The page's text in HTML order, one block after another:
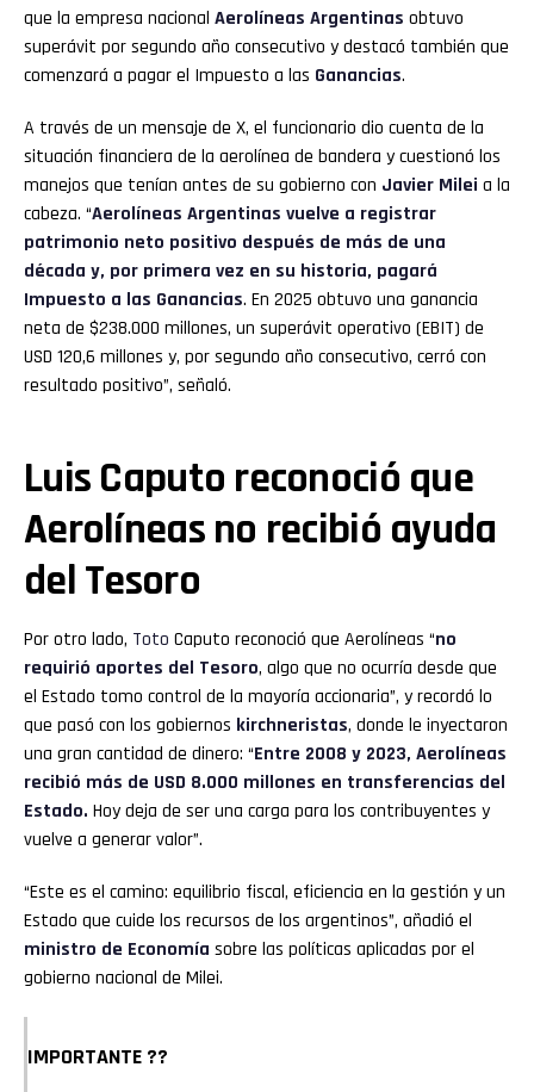
que la empresa nacional Aerolíneas Argentinas obtuvo
superávit por segundo año consecutivo y destacó también que
comenzará a pagar el Impuesto a las Ganancias.
A través de un mensaje de X, el funcionario dio cuenta de la
situación financiera de la aerolínea de bandera y cuestionó los
manejos que tenían antes de su gobierno con Javier Milei a la
cabeza. “Aerolíneas Argentinas vuelve a registrar
patrimonio neto positivo después de más de una
década y, por primera vez en su historia, pagará
Impuesto a las Ganancias. En 2025 obtuvo una ganancia
neta de $238.000 millones, un superávit operativo (EBIT) de
USD 120,6 millones y, por segundo año consecutivo, cerró con
resultado positivo”, señaló.
Luis Caputo reconoció que
Aerolíneas no recibió ayuda
del Tesoro
Por otro lado, Toto Caputo reconoció que Aerolíneas “no
requirió aportes del Tesoro, algo que no ocurría desde que
el Estado tomo control de la mayoría accionaria”, y recordó lo
que pasó con los gobiernos kirchneristas, donde le inyectaron
una gran cantidad de dinero: “Entre 2008 y 2023, Aerolíneas
recibió más de USD 8.000 millones en transferencias del
Estado. Hoy deja de ser una carga para los contribuyentes y
vuelve a generar valor”.
“Este es el camino: equilibrio fiscal, eficiencia en la gestión y un
Estado que cuide los recursos de los argentinos”, añadió el
ministro de Economía sobre las políticas aplicadas por el
gobierno nacional de Milei.
IMPORTANTE ??